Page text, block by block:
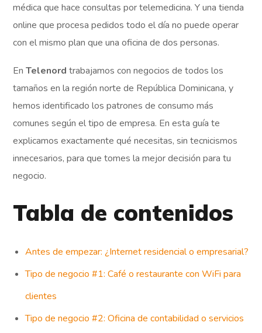
médica que hace consultas por telemedicina. Y una tienda
online que procesa pedidos todo el día no puede operar
con el mismo plan que una oficina de dos personas.
EnTelenord trabajamos con negocios de todos los
tamaños en la región norte de República Dominicana, y
hemos identificado los patrones de consumo más
comunes según el tipo de empresa. En esta guía te
explicamos exactamente qué necesitas, sin tecnicismos
innecesarios, para que tomes la mejor decisión para tu
negocio.
Tabla de contenidos
Antes de empezar: ¿Internet residencial o empresarial?
Tipo de negocio #1: Café o restaurante con WiFi para
clientes
Tipo de negocio #2: Oficina de contabilidad o servicios